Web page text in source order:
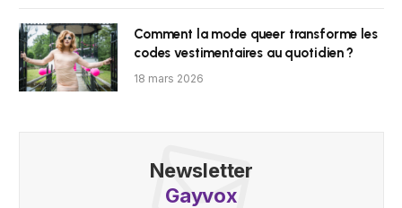
Comment la mode queer transforme les
codes vestimentaires au quotidien ?
18 mars 2026
Newsletter
Gayvox